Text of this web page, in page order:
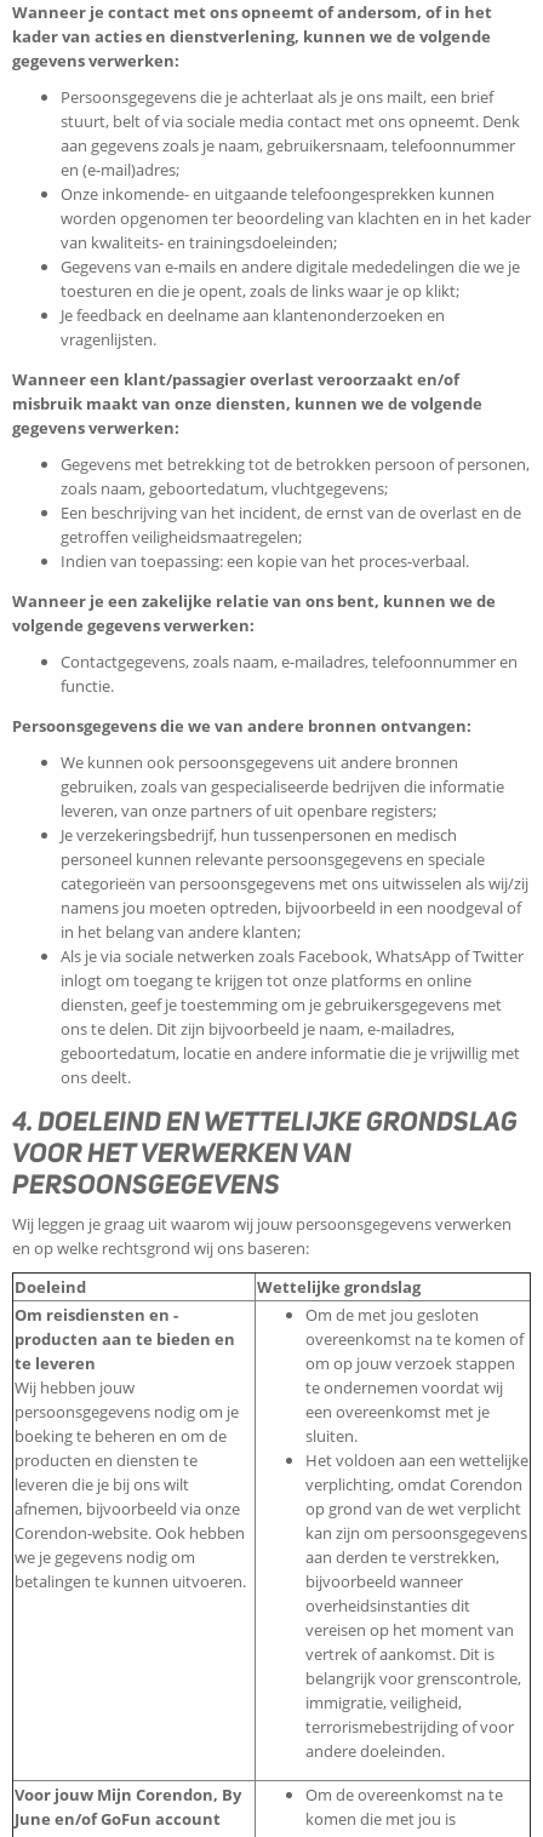
Wanneer je contact met ons opneemt of andersom, of in het
kader van acties en dienstverlening, kunnen we de volgende
gegevens verwerken:
Persoonsgegevens die je achterlaat als je ons mailt, een brief
stuurt, belt of via sociale media contact met ons opneemt. Denk
aan gegevens zoals je naam, gebruikersnaam, telefoonnummer
en (e-mail)adres;
Onze inkomende- en uitgaande telefoongesprekken kunnen
worden opgenomen ter beoordeling van klachten en in het kader
van kwaliteits- en trainingsdoeleinden;
Gegevens van e-mails en andere digitale mededelingen die we je
toesturen en die je opent, zoals de links waar je op klikt;
Je feedback en deelname aan klantenonderzoeken en
vragenlijsten.
Wanneer een klant/passagier overlast veroorzaakt en/of
misbruik maakt van onze diensten, kunnen we de volgende
gegevens verwerken:
Gegevens met betrekking tot de betrokken persoon of personen,
zoals naam, geboortedatum, vluchtgegevens;
Een beschrijving van het incident, de ernst van de overlast en de
getroffen veiligheidsmaatregelen;
Indien van toepassing: een kopie van het proces-verbaal.
Wanneer je een zakelijke relatie van ons bent, kunnen we de
volgende gegevens verwerken:
Contactgegevens, zoals naam, e-mailadres, telefoonnummer en
functie.
Persoonsgegevens die we van andere bronnen ontvangen:
We kunnen ook persoonsgegevens uit andere bronnen
gebruiken, zoals van gespecialiseerde bedrijven die informatie
leveren, van onze partners of uit openbare registers;
Je verzekeringsbedrijf, hun tussenpersonen en medisch
personeel kunnen relevante persoonsgegevens en speciale
categorieën van persoonsgegevens met ons uitwisselen als wij/zij
namens jou moeten optreden, bijvoorbeeld in een noodgeval of
in het belang van andere klanten;
Als je via sociale netwerken zoals Facebook, WhatsApp of Twitter
inlogt om toegang te krijgen tot onze platforms en online
diensten, geef je toestemming om je gebruikersgegevens met
ons te delen. Dit zijn bijvoorbeeld je naam, e-mailadres,
geboortedatum, locatie en andere informatie die je vrijwillig met
ons deelt.
4. DOELEIND EN WETTELIJKE GRONDSLAG
VOOR HET VERWERKEN VAN
PERSOONSGEGEVENS
Wij leggen je graag uit waarom wij jouw persoonsgegevens verwerken
en op welke rechtsgrond wij ons baseren:
Doeleind
Wettelijke grondslag
Om reisdiensten en -
producten aan te bieden en
te leveren
Wij hebben jouw
persoonsgegevens nodig om je
boeking te beheren en om de
producten en diensten te
leveren die je bij ons wilt
afnemen, bijvoorbeeld via onze
Corendon-website. Ook hebben
we je gegevens nodig om
betalingen te kunnen uitvoeren.
Om de met jou gesloten
overeenkomst na te komen of
om op jouw verzoek stappen
te ondernemen voordat wij
een overeenkomst met je
sluiten.
Het voldoen aan een wettelijke
verplichting, omdat Corendon
op grond van de wet verplicht
kan zijn om persoonsgegevens
aan derden te verstrekken,
bijvoorbeeld wanneer
overheidsinstanties dit
vereisen op het moment van
vertrek of aankomst. Dit is
belangrijk voor grenscontrole,
immigratie, veiligheid,
terrorismebestrijding of voor
andere doeleinden.
Voor jouw Mijn Corendon, By
June en/of GoFun account
Om de overeenkomst na te
komen die met jou is